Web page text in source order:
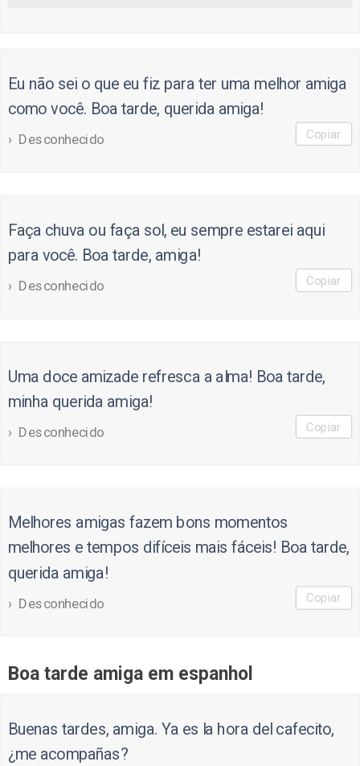
Eu não sei o que eu fiz para ter uma melhor amiga
como você. Boa tarde, querida amiga!
Desconhecido Copiar
Faça chuva ou faça sol, eu sempre estarei aqui
para você. Boa tarde, amiga!
Desconhecido Copiar
Uma doce amizade refresca a alma! Boa tarde,
minha querida amiga!
Desconhecido Copiar
Melhores amigas fazem bons momentos
melhores e tempos difíceis mais fáceis! Boa tarde,
querida amiga!
Desconhecido Copiar
Boa tarde amiga em espanhol
Buenas tardes, amiga. Ya es la hora del cafecito,
¿me acompañas?